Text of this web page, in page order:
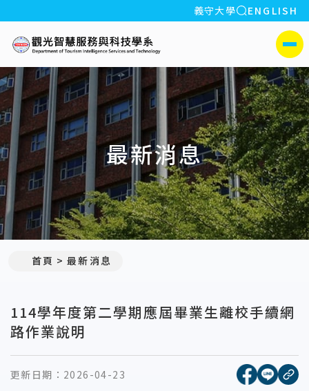
:::
義守大學 全站搜索
ENGLISH
義守大學觀光智慧服務與
側選單
最新消息
首頁 最新消息
114學年度第二學期應屆畢業生離校手續網
路作業說明
更新日期： 2026-04-23 [另開新
[另開
複